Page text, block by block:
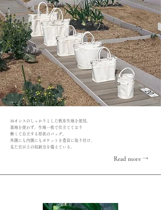
16オンスのしっかりとした帆布生地を使用。
裏地を使わず、生地一枚で仕立てており
軽くて自立する形状のバッグ。
外側にも内側にもポケットを豊富に取り付け、
見た目以上の収納力を備えている。
Read more →